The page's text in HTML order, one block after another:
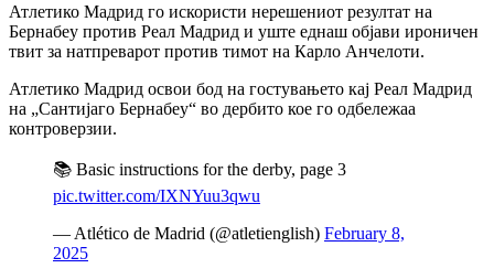
Атлетико Мадрид го искористи нерешениот резултат на
Бернабеу против Реал Мадрид и уште еднаш објави ироничен
твит за натпреварот против тимот на Карло Анчелоти.
Атлетико Мадрид освои бод на гостувањето кај Реал Мадрид
на „Сантијаго Бернабеу“ во дербито кое го одбележаа
контроверзии.
📚 Basic instructions for the derby, page 3
pic.twitter.com/IXNYuu3qwu
— Atlético de Madrid (@atletienglish) February 8,
2025